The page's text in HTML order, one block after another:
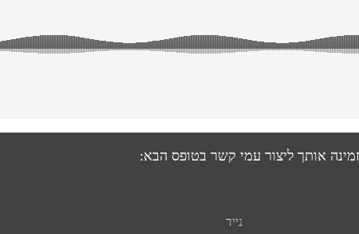
אותך ליצור עמי קשר בטופס הבא: